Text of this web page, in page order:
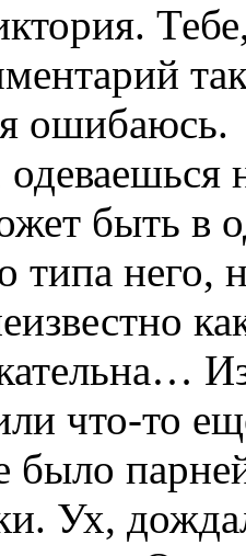
ошибаюсь.
быть в
типа него,
что-то
было
Ух,